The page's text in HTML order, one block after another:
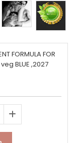
FORMULA FOR
BLUE ,2027